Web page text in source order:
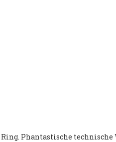
Phantastische